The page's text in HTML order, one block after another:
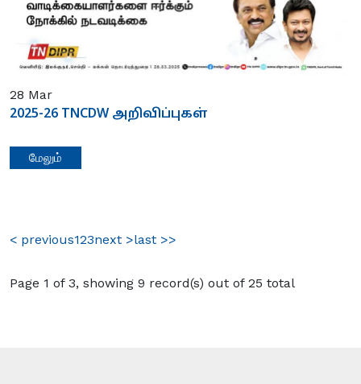
28 Mar
2025-26 TNCDW அறிவிப்புகள்
மேலும்
< previous123next >last >>
Page 1 of 3, showing 9 record(s) out of 25 total